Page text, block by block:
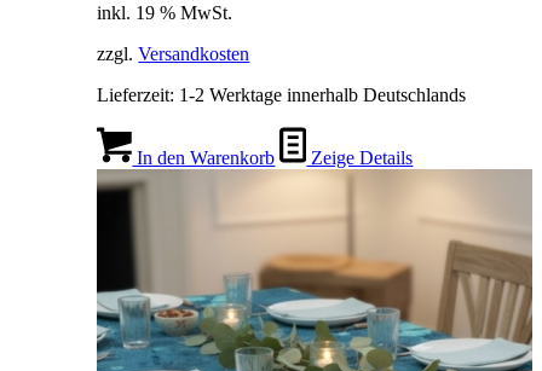
inkl. 19 % MwSt.
zzgl.Versandkosten
Lieferzeit: 1-2 Werktage innerhalb Deutschlands
In den Warenkorb Zeige Details